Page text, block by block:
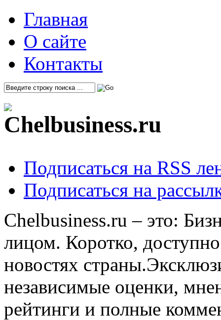
Главная
О сайте
Контакты
Подписаться на RSS
Подписаться на
Chelbusiness.ru – это:
лицом. Коротко,
новостях
независимые оценки,
рейтинги и полные